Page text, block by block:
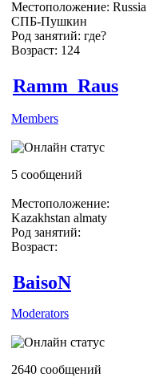
Местоположение: Russia
СПБ-Пушкин
Род занятий: где?
Возраст: 124
Ramm_Raus
Members
5 сообщений
Местоположение:
Kazakhstan almaty
Род занятий:
Возраст:
BaisoN
Moderators
2640 сообщений